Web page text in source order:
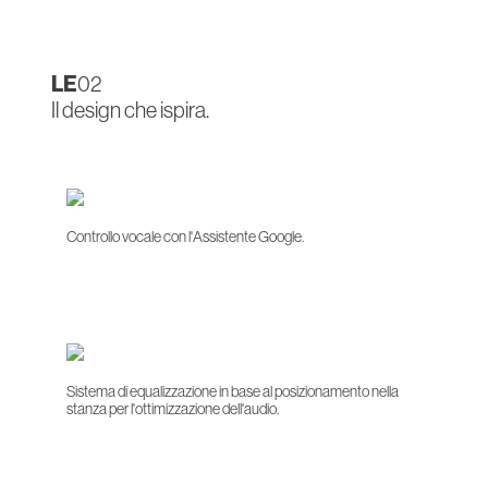
LE02
Il design che ispira.
Controllo vocale con l'Assistente Google.
Sistema di equalizzazione in base al posizionamento nella
stanza per l'ottimizzazione dell'audio.